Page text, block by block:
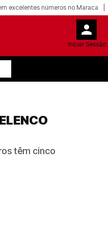
excelentes números no Maraca
Iniciar Sessão
têm cinco